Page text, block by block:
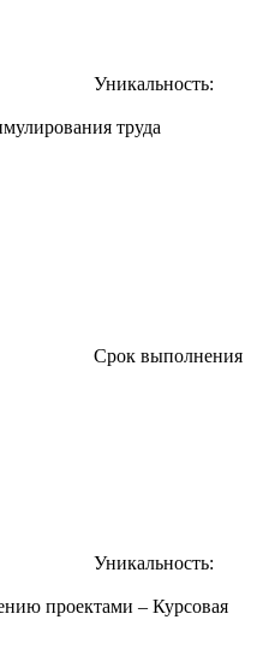
Уникальность:
труда
Срок выполнения
Уникальность:
проектами – Курсовая